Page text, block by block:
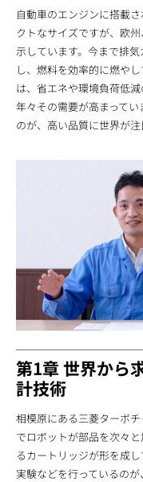
自動車のエンジンに搭載
クトなサイズですが、欧
示しています。今まで排
し、燃料を効率的に燃や
は、省エネや環境負荷低
年々その需要が高まって
のが、高い品質に世界が注
第1章 世界から
計技術
相模原にある三菱ターボ
でロボットが部品を次々
るカートリッジが形を成
実験などを行っているの